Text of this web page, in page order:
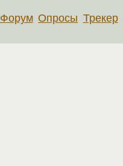
Форум Опросы Трекер